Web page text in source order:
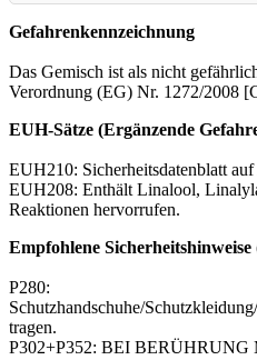
Gefahrenkennzeichnung
Das Gemisch ist als nicht
Verordnung (EG) Nr. 1272/2008
EUH-Sätze (Ergänzende
EUH210: Sicherheitsdatenblatt
EUH208: Enthält Linalool,
Reaktionen hervorrufen.
Empfohlene Sicherheitshinweise
P280:
Schutzhandschuhe/
tragen.
P302+P352: BEI